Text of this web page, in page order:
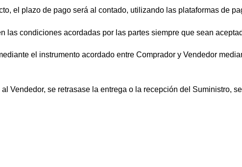
el plazo de pago será al contado, utilizando las plataformas de
las condiciones acordadas por las partes siempre que sean
el instrumento acordado entre Comprador y Vendedor
Vendedor, se retrasase la entrega o la recepción del Suministro,